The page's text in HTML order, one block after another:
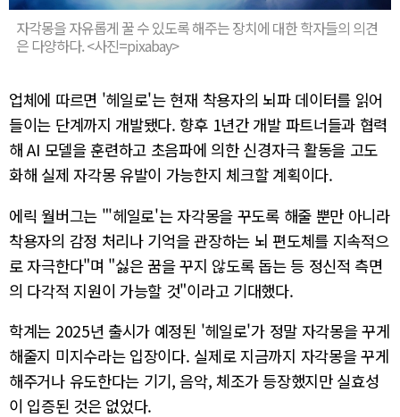
자각몽을 자유롭게 꿀 수 있도록 해주는 장치에 대한 학자들의 의견
은 다양하다. <사진=pixabay>
업체에 따르면 '헤일로'는 현재 착용자의 뇌파 데이터를 읽어
들이는 단계까지 개발됐다. 향후 1년간 개발 파트너들과 협력
해 AI 모델을 훈련하고 초음파에 의한 신경자극 활동을 고도
화해 실제 자각몽 유발이 가능한지 체크할 계획이다.
에릭 월버그는 "'헤일로'는 자각몽을 꾸도록 해줄 뿐만 아니라
착용자의 감정 처리나 기억을 관장하는 뇌 편도체를 지속적으
로 자극한다"며 "싫은 꿈을 꾸지 않도록 돕는 등 정신적 측면
의 다각적 지원이 가능할 것"이라고 기대했다.
학계는 2025년 출시가 예정된 '헤일로'가 정말 자각몽을 꾸게
해줄지 미지수라는 입장이다. 실제로 지금까지 자각몽을 꾸게
해주거나 유도한다는 기기, 음악, 체조가 등장했지만 실효성
이 입증된 것은 없었다.